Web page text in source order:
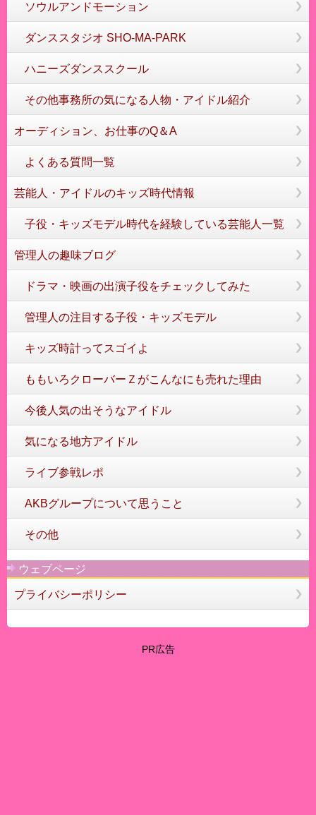
ソウルアンドモーション
ダンススタジオ SHO-MA-PARK
ハニーズダンススクール
その他事務所の気になる人物・アイドル紹介
オーディション、お仕事のQ＆A
よくある質問一覧
芸能人・アイドルのキッズ時代情報
子役・キッズモデル時代を経験している芸能人一覧
管理人の趣味ブログ
ドラマ・映画の出演子役をチェックしてみた
管理人の注目する子役・キッズモデル
キッズ時計ってスゴイよ
ももいろクローバーＺがこんなにも売れた理由
今後人気の出そうなアイドル
気になる地方アイドル
ライブ参戦レポ
AKBグループについて思うこと
その他
ウェブページ
プライバシーポリシー
PR広告